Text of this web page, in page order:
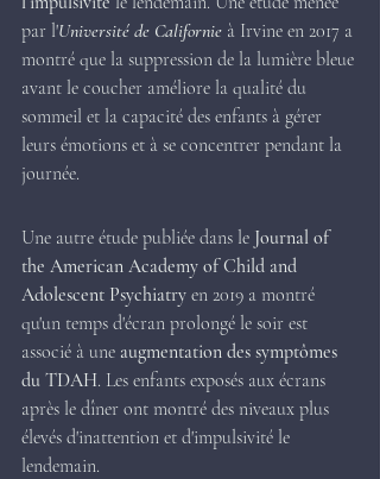
par l'Université de Californie à Irvine en 2017 a
montré que la suppression de la lumière bleue
avant le coucher améliore la qualité du
sommeil et la capacité des enfants à gérer
leurs émotions et à se concentrer pendant la
journée.
Une autre étude publiée dans le Journal of
the American Academy of Child and
Adolescent Psychiatry en 2019 a montré
qu'un temps d'écran prolongé le soir est
associé à une augmentation des symptômes
du TDAH. Les enfants exposés aux écrans
après le dîner ont montré des niveaux plus
élevés d'inattention et d'impulsivité le
lendemain.